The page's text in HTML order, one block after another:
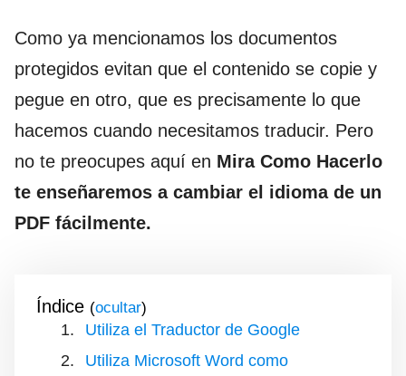
Como ya mencionamos los documentos
protegidos evitan que el contenido se copie y
pegue en otro, que es precisamente lo que
hacemos cuando necesitamos traducir. Pero
no te preocupes aquí en Mira Como Hacerlo
te enseñaremos a cambiar el idioma de un
PDF fácilmente.
Índice ( )
Utiliza el Traductor de Google
Utiliza Microsoft Word como